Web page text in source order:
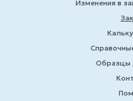
Изменения в
Образцы